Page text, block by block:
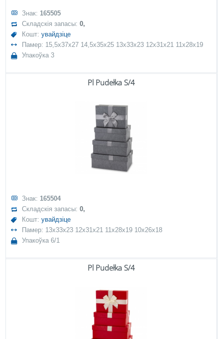
Знак: 165505
Складскія запасы:0,
Кошт:увайдзіце
Памер: 15,5x37x27 14,5x35x25 13x33x23 12x31x21 11x28x19
Упакоўка 3
Pl Pudełka S/4
Знак: 165504
Складскія запасы:0,
Кошт:увайдзіце
Памер: 13x33x23 12x31x21 11x28x19 10x26x18
Упакоўка 6/1
Pl Pudełka S/4